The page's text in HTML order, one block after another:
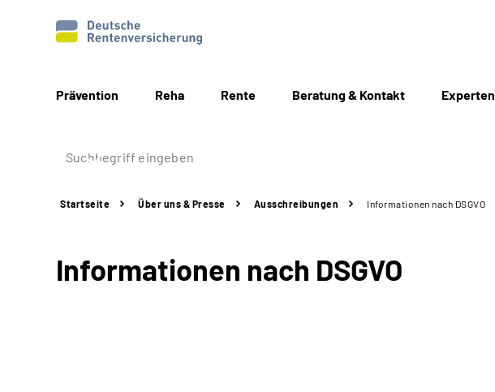
Prävention Reha Rente Beratung & Kontakt Experten
Startseite Über uns & Presse Ausschreibungen Informationen nach DSGVO
Informationen nach DSGVO